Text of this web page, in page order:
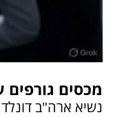
מכסים גורפים
נשיא ארה"ב